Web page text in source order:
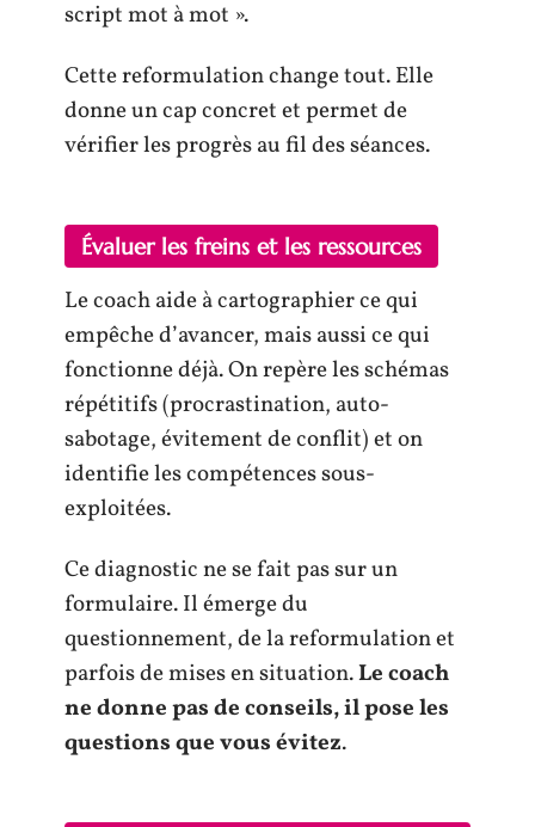
script mot à mot ».
Cette reformulation change tout. Elle
donne un cap concret et permet de
vérifier les progrès au fil des séances.
Évaluer les freins et les ressources
Le coach aide à cartographier ce qui
empêche d’avancer, mais aussi ce qui
fonctionne déjà. On repère les schémas
répétitifs (procrastination, auto-
sabotage, évitement de conflit) et on
identifie les compétences sous-
exploitées.
Ce diagnostic ne se fait pas sur un
formulaire. Il émerge du
questionnement, de la reformulation et
parfois de mises en situation.Le coach
ne donne pas de conseils, il pose les
questions que vous évitez.